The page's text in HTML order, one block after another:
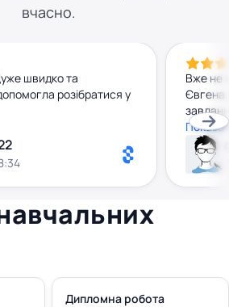
вчасно.
швидко та
розібратися у
Вже не
дуже
Дипломна робота